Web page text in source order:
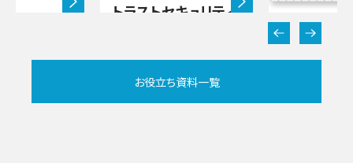
トラストセキュリティ
ー
クラウド型
お役立ち資料一覧